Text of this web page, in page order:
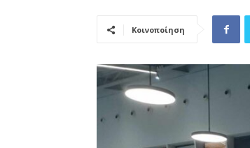
Κοινοποίηση